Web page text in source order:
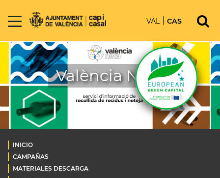
VAL CAS
València Neta
INICIO
CAMPAÑAS
MATERIALES DESCARGA